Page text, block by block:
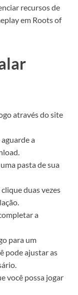
recursos de
em Roots of
através do site
a
pasta de sua
duas vezes
a
para um
pode ajustar as
você possa jogar